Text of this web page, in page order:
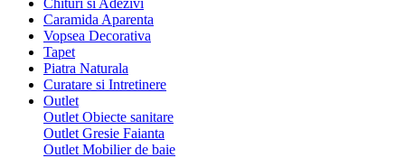
Chituri si Adezivi
Caramida Aparenta
Vopsea Decorativa
Tapet
Piatra Naturala
Curatare si Intretinere
Outlet
Outlet Obiecte sanitare
Outlet Gresie Faianta
Outlet Mobilier de baie